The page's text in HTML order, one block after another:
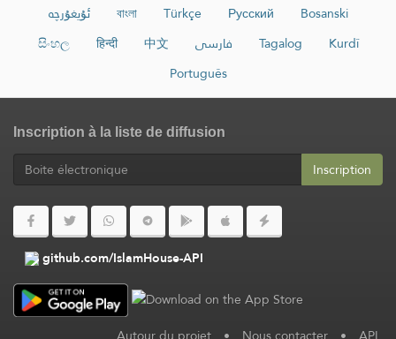
ئۇيغۇرچە
বাংলা Türkçe Русский
Bosanski
සිංහල
हिन्दी 中文 فارسی Tagalog
Kurdî
Português
Inscription à la liste de diffusion
Inscription
github.com/IslamHouse-API